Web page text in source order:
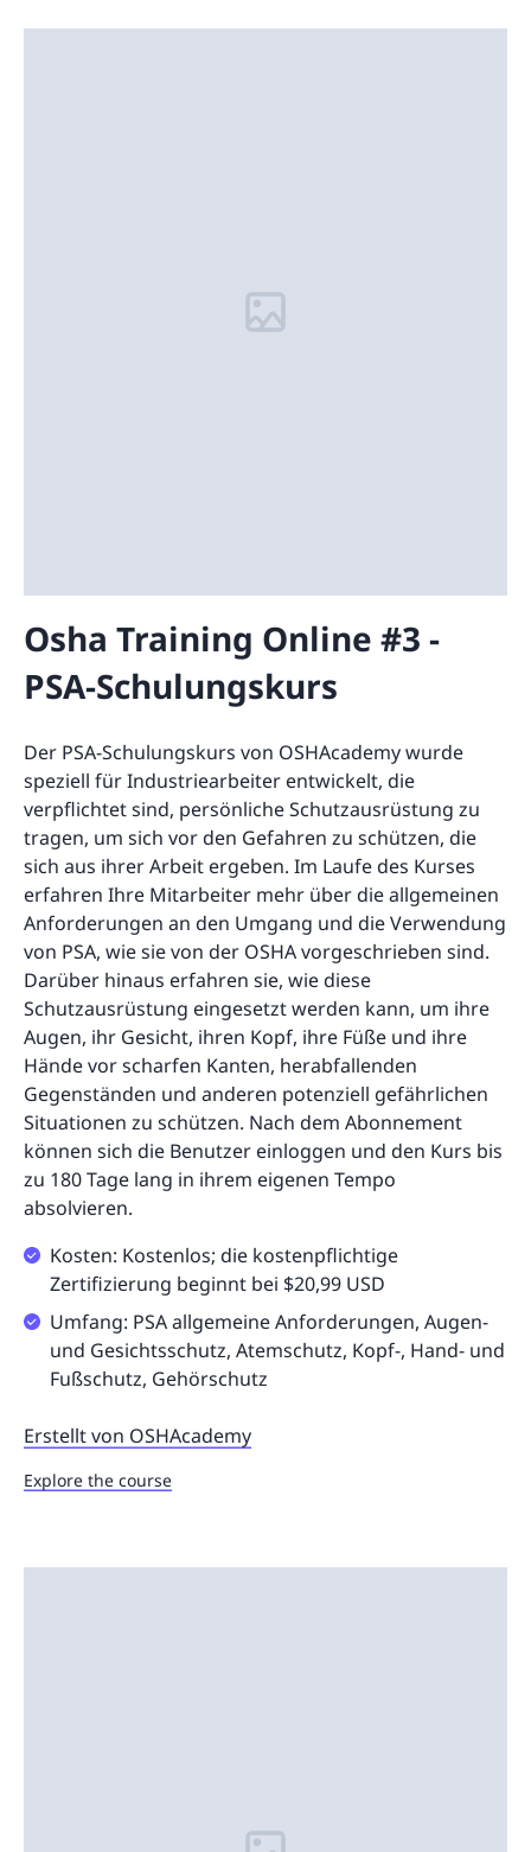
Osha Training Online #3 -
PSA-Schulungskurs
Der PSA-Schulungskurs von OSHAcademy wurde
speziell für Industriearbeiter entwickelt, die
verpflichtet sind, persönliche Schutzausrüstung zu
tragen, um sich vor den Gefahren zu schützen, die
sich aus ihrer Arbeit ergeben. Im Laufe des Kurses
erfahren Ihre Mitarbeiter mehr über die allgemeinen
Anforderungen an den Umgang und die Verwendung
von PSA, wie sie von der OSHA vorgeschrieben sind.
Darüber hinaus erfahren sie, wie diese
Schutzausrüstung eingesetzt werden kann, um ihre
Augen, ihr Gesicht, ihren Kopf, ihre Füße und ihre
Hände vor scharfen Kanten, herabfallenden
Gegenständen und anderen potenziell gefährlichen
Situationen zu schützen. Nach dem Abonnement
können sich die Benutzer einloggen und den Kurs bis
zu 180 Tage lang in ihrem eigenen Tempo
absolvieren.
Kosten: Kostenlos; die kostenpflichtige
Zertifizierung beginnt bei $20,99 USD
Umfang: PSA allgemeine Anforderungen, Augen-
und Gesichtsschutz, Atemschutz, Kopf-, Hand- und
Fußschutz, Gehörschutz
Erstellt von OSHAcademy
Explore the course